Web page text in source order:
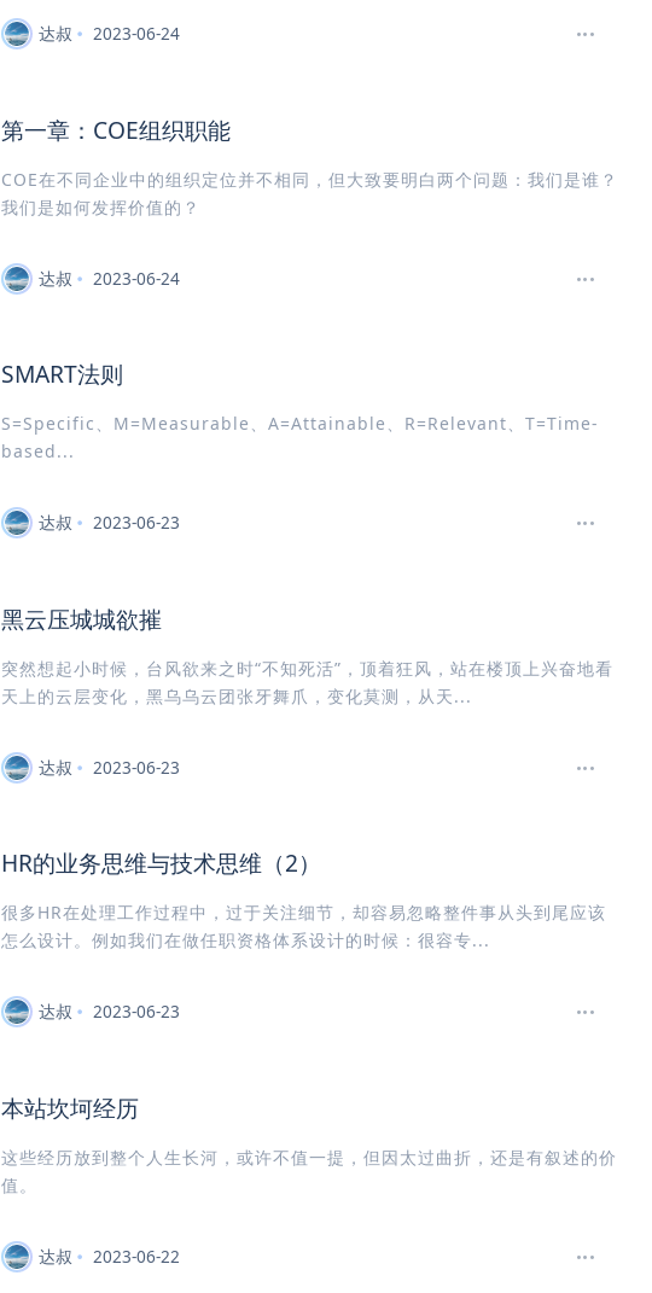
达叔 2023-06-24
第一章：COE组织职能
COE在不同企业中的组织定位并不相同，但大致要明白两个问题：我们是谁？
我们是如何发挥价值的？
达叔 2023-06-24
SMART法则
S=Specific、M=Measurable、A=Attainable、R=Relevant、T=Time-
based...
达叔 2023-06-23
黑云压城城欲摧
突然想起小时候，台风欲来之时“不知死活”，顶着狂风，站在楼顶上兴奋地看
天上的云层变化，黑乌乌云团张牙舞爪，变化莫测，从天...
达叔 2023-06-23
HR的业务思维与技术思维（2）
很多HR在处理工作过程中，过于关注细节，却容易忽略整件事从头到尾应该
怎么设计。例如我们在做任职资格体系设计的时候：很容专...
达叔 2023-06-23
本站坎坷经历
这些经历放到整个人生长河，或许不值一提，但因太过曲折，还是有叙述的价
值。
达叔 2023-06-22